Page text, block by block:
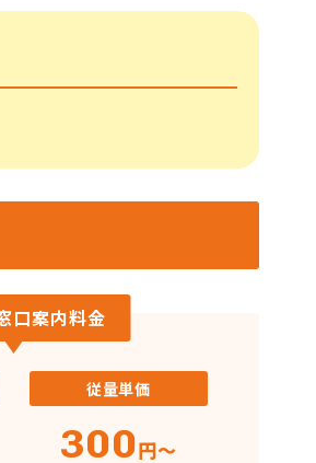
口案内料金
従量単価
300円～